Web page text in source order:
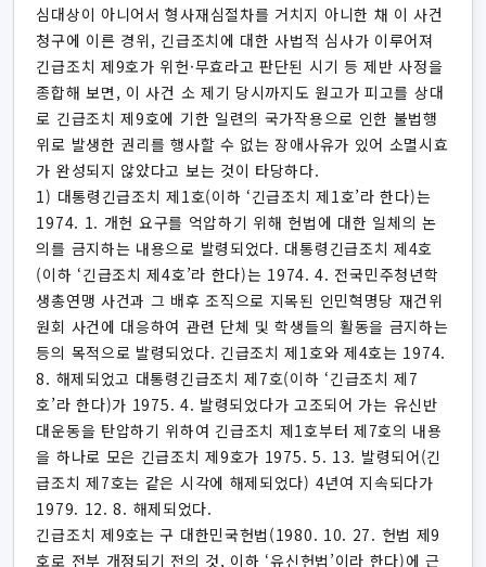
심대상이 아니어서 형사재심절차를 거치지 아니한 채 이 사건
청구에 이른 경위, 긴급조치에 대한 사법적 심사가 이루어져
긴급조치 제9호가 위헌·무효라고 판단된 시기 등 제반 사정을
종합해 보면, 이 사건 소 제기 당시까지도 원고가 피고를 상대
로 긴급조치 제9호에 기한 일련의 국가작용으로 인한 불법행
위로 발생한 권리를 행사할 수 없는 장애사유가 있어 소멸시효
가 완성되지 않았다고 보는 것이 타당하다.
1) 대통령긴급조치 제1호(이하 ‘긴급조치 제1호’라 한다)는
1974. 1. 개헌 요구를 억압하기 위해 헌법에 대한 일체의 논
의를 금지하는 내용으로 발령되었다. 대통령긴급조치 제4호
(이하 ‘긴급조치 제4호’라 한다)는 1974. 4. 전국민주청년학
생총연맹 사건과 그 배후 조직으로 지목된 인민혁명당 재건위
원회 사건에 대응하여 관련 단체 및 학생들의 활동을 금지하는
등의 목적으로 발령되었다. 긴급조치 제1호와 제4호는 1974.
8. 해제되었고 대통령긴급조치 제7호(이하 ‘긴급조치 제7
호’라 한다)가 1975. 4. 발령되었다가 고조되어 가는 유신반
대운동을 탄압하기 위하여 긴급조치 제1호부터 제7호의 내용
을 하나로 모은 긴급조치 제9호가 1975. 5. 13. 발령되어(긴
급조치 제7호는 같은 시각에 해제되었다) 4년여 지속되다가
1979. 12. 8. 해제되었다.
긴급조치 제9호는 구 대한민국헌법(1980. 10. 27. 헌법 제9
호로 전부 개정되기 전의 것, 이하 ‘유신헌법’이라 한다)에 근